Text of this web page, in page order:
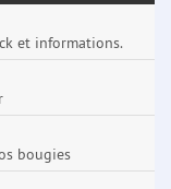
et informations.
bougies